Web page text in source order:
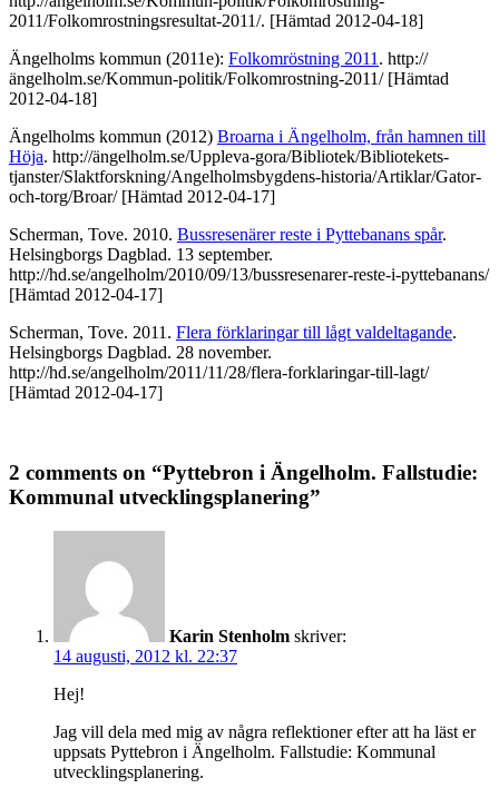
2011/Folkomrostningsresultat-2011/. [Hämtad 2012-04-18]
Ängelholms kommun (2011e): Folkomröstning 2011 . http://
ängelholm.se/Kommun-politik/Folkomrostning-2011/ [Hämtad
2012-04-18]
Ängelholms kommun (2012) Broarna i Ängelholm, från hamnen till
Höja. http://ängelholm.se/Uppleva-gora/Bibliotek/Bibliotekets-
tjanster/Slaktforskning/Angelholmsbygdens-historia/Artiklar/Gator-
och-torg/Broar/ [Hämtad 2012-04-17]
Scherman, Tove. 2010. Bussresenärer reste i Pyttebanans spår.
Helsingborgs Dagblad. 13 september.
http://hd.se/angelholm/2010/09/13/bussresenarer-reste-i-pyttebanans/
[Hämtad 2012-04-17]
Scherman, Tove. 2011. Flera förklaringar till lågt valdeltagande.
Helsingborgs Dagblad. 28 november.
http://hd.se/angelholm/2011/11/28/flera-forklaringar-till-lagt/
[Hämtad 2012-04-17]
2 comments on “Pyttebron i Ängelholm. Fallstudie:
Kommunal utvecklingsplanering”
Karin Stenholm skriver:
14 augusti, 2012 kl. 22:37
Hej!
Jag vill dela med mig av några reflektioner efter att ha läst er
uppsats Pyttebron i Ängelholm. Fallstudie: Kommunal
utvecklingsplanering.